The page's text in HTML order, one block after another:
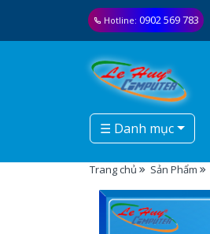
Hotline: 0902 569 783
☰ Danh mục
Trang chủ Sản Phẩm